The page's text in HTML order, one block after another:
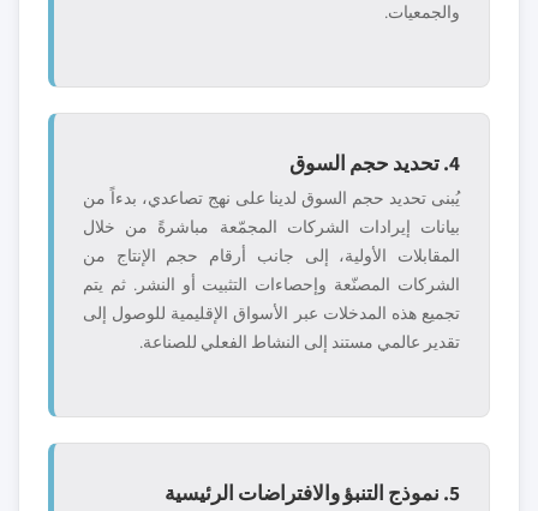
والجمعيات.
4. تحديد حجم السوق
يُبنى تحديد حجم السوق لدينا على نهج تصاعدي، بدءاً من
بيانات إيرادات الشركات المجمّعة مباشرةً من خلال
المقابلات الأولية، إلى جانب أرقام حجم الإنتاج من
الشركات المصنّعة وإحصاءات التثبيت أو النشر. ثم يتم
تجميع هذه المدخلات عبر الأسواق الإقليمية للوصول إلى
تقدير عالمي مستند إلى النشاط الفعلي للصناعة.
5. نموذج التنبؤ والافتراضات الرئيسية